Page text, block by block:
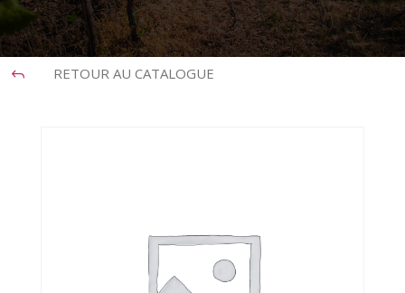
J RETOUR AU CATALOGUE